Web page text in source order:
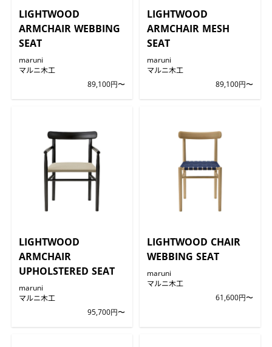
LIGHTWOOD
ARMCHAIR WEBBING
SEAT
maruni
マルニ木工
89,100円〜
LIGHTWOOD
ARMCHAIR MESH
SEAT
maruni
マルニ木工
89,100円〜
LIGHTWOOD
ARMCHAIR
UPHOLSTERED SEAT
maruni
マルニ木工
95,700円〜
LIGHTWOOD CHAIR
WEBBING SEAT
maruni
マルニ木工
61,600円〜